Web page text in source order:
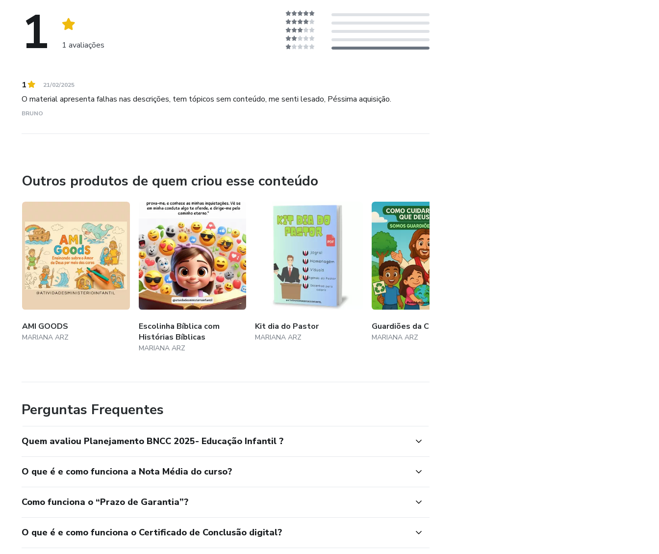
1 1 avaliações
1 21/02/2025
O material apresenta falhas nas descrições, tem tópicos sem conteúdo, me senti lesado, Péssima aquisição.
BRUNO
Outros produtos de quem criou esse conteúdo
AMI GOODS
MARIANA ARZ
Escolinha Bíblica com
Histórias Bíblicas
MARIANA ARZ
Kit dia do Pastor
MARIANA ARZ
Guardiões da Criação
MARIANA ARZ
Perguntas Frequentes
Quem avaliou Planejamento BNCC 2025- Educação Infantil ?
O que é e como funciona a Nota Média do curso?
Como funciona o “Prazo de Garantia”?
O que é e como funciona o Certificado de Conclusão digital?